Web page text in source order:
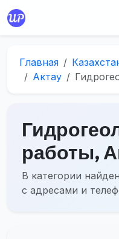
Главная
Актау
работы,
В категории
с адресами и